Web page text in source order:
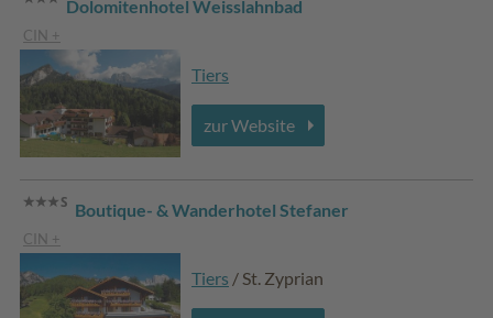
Dolomitenhotel Weisslahnbad
CIN +
Tiers
zur Website
Boutique- & Wanderhotel Stefaner
CIN +
Tiers / St. Zyprian